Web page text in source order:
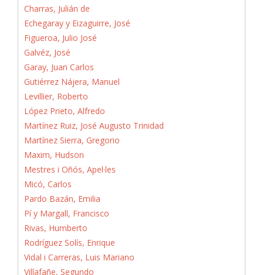
Charras, Julián de
Echegaray y Eizaguirre, José
Figueroa, Julio José
Galvéz, José
Garay, Juan Carlos
Gutiérrez Nájera, Manuel
Levillier, Roberto
López Prieto, Alfredo
Martínez Ruiz, José Augusto Trinidad
Martínez Sierra, Gregorio
Maxim, Hudson
Mestres i Oñós, Apel·les
Micó, Carlos
Pardo Bazán, Emilia
Pí y Margall, Francisco
Rivas, Humberto
Rodríguez Solís, Enrique
Vidal i Carreras, Luis Mariano
Villafañe, Segundo